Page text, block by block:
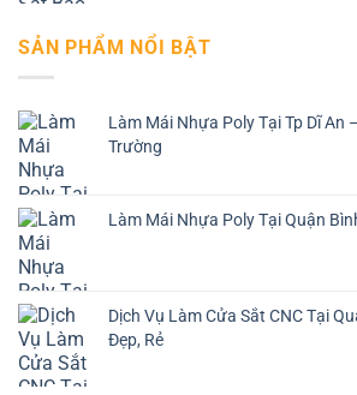
SẢN PHẨM NỔI BẬT
Làm Mái Nhựa Poly Tại Tp Dĩ An
Trường
Làm Mái Nhựa Poly Tại Quận
Dịch Vụ Làm Cửa Sắt CNC Tại
Đẹp, Rẻ